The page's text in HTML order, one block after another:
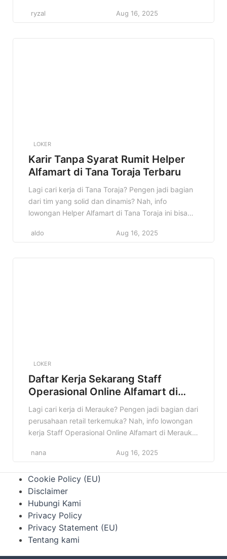
retail. Di artikel ini, kita bakal bahas tuntas semua
ryzal Aug 16, 2025
LOKER
Karir Tanpa Syarat Rumit Helper
Alfamart di Tana Toraja Terbaru
Lagi cari kerja di Tana Toraja? Pengen jadi bagian
dari tim yang solid dan dinamis? Nah, info
lowongan Helper Alfamart di Tana Toraja ini bisa
jaringan minimarket terbesar di Indonesia, lagi
aldo Aug 16, 2025
LOKER
Daftar Kerja Sekarang Staff
Operasional Online Alfamart di
Merauke Terbaru
Lagi cari kerja di Merauke? Pengen jadi bagian dari
perusahaan retail terkemuka? Nah, info lowongan
kerja Staff Operasional Online Alfamart di Merauke
kupas tuntas semua detail tentang lowongan ini.
dibutuhkan, sampai cara melamarnya. Jadi, simak
terus sampai habis ya! […]
nana Aug 16, 2025
Cookie Policy (EU)
Disclaimer
Hubungi Kami
Privacy Policy
Privacy Statement (EU)
Tentang kami